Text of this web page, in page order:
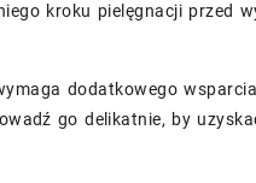
kroku pielęgnacji przed
dodatkowego
go delikatnie, by